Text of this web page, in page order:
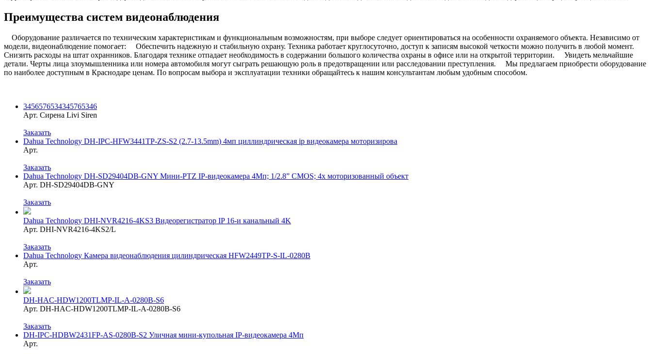
Преимущества систем видеонаблюдения
Оборудование различается по техническим характеристикам и функциональным возможностям, при выборе следует ориентироваться на особенности охраняемого объекта. Независимо от
модели, видеонаблюдение помогает: Обеспечить надежную и стабильную охрану. Техника работает круглосуточно, доступ к записям высокой четкости можно получить в любой момент.
Снизить расходы на штат охранников. Благодаря технике отпадает необходимость в содержании большого количества охраны в офисе или на открытой территории. Увидеть мельчайшие
детали. Черты лица злоумышленника или номера автомобиля могут сыграть решающую роль в предотвращении или расследовании преступления. Мы предлагаем приобрести оборудование
по наиболее доступным в Краснодаре ценам. По вопросам выбора и эксплуатации техники обращайтесь к нашим консультантам любым удобным способом.
3456576534345765346
Арт. Сирена Livi Siren
Заказать
Dahua Technology DH-IPC-HFW3441TP-ZS-S2 (2.7-13.5mm) 4мп циллиндрическая ip видеокамера моторизирова
Арт.
Заказать
Dahua Technology DH-SD29404DB-GNY Мини-PTZ IP-видеокамера 4Мп; 1/2.8” CMOS; 4x моторизованный объект
Арт. DH-SD29404DB-GNY
Заказать
Dahua Technology DHI-NVR4216-4KS3 Видеорегистратор IP 16-и канальный 4K
Арт. DHI-NVR4216-4KS2/L
Заказать
Dahua Technology Камера видеонаблюдения цилиндрическая HFW2449TP-S-IL-0280B
Арт.
Заказать
DH-HAC-HDW1200TLMP-IL-A-0280B-S6
Арт. DH-HAC-HDW1200TLMP-IL-A-0280B-S6
Заказать
DH-IPC-HDBW2431FP-AS-0280B-S2 Уличная мини-купольная IP-видеокамера 4Мп
Арт.